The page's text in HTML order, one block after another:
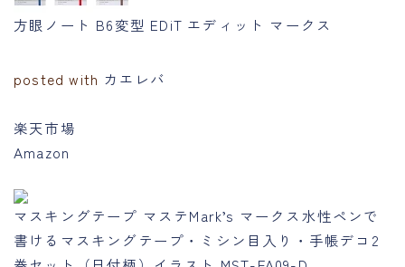
方眼ノート B6変型 EDiT エディット マークス
posted with カエレバ
楽天市場
Amazon
マスキングテープ マステMark’s マークス水性ペンで
書けるマスキングテープ・ミシン目入り・手帳デコ2